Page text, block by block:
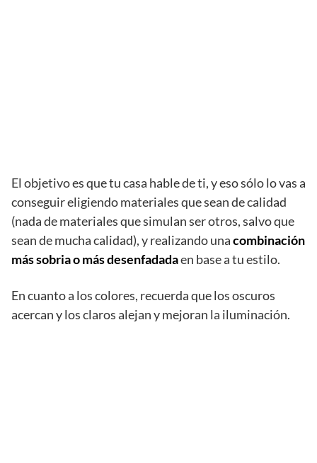
El objetivo es que tu casa hable de ti, y eso sólo lo vas a
conseguir eligiendo materiales que sean de calidad
(nada de materiales que simulan ser otros, salvo que
sean de mucha calidad), y realizando unacombinación
más sobria o más desenfadadaen base a tu estilo.
En cuanto a los colores, recuerda que los oscuros
acercan y los claros alejan y mejoran la iluminación.